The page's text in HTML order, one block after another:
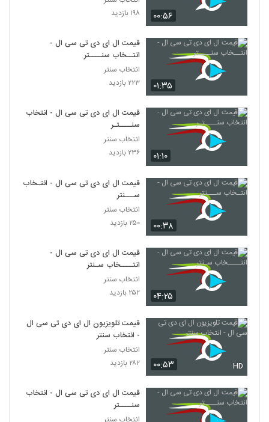
۰۰:۵۶
۱۹۸ بازدید
۰۱:۳۵
قیمت ال ای دی تی سی ال -
انتــخاب سنــــتر
انتخاب سنتر
۲۲۳ بازدید
۰۱:۱۰
قیمت ال ای دی تی سی ال - انتخاب
سنــــتـر
انتخاب سنتر
۲۳۶ بازدید
۰۰:۳۸
قیمت ال ای دی تی سی ال - انتـخاب
ســـنتر
انتخاب سنتر
۲۵۰ بازدید
۰۴:۲۵
قیمت ال ای دی تی سی ال -
انتــــخاب سـنتر
انتخاب سنتر
۲۵۲ بازدید
۰۰:۵۳ HD
قیمت تلویزیون ال ای دی تی سی ال
- انتخاب سنتر
انتخاب سنتر
۲۸۲ بازدید
قیمت ال ای دی تی سی ال - انتخاب
سنــــتر